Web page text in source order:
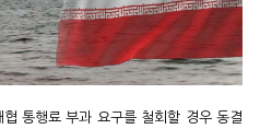
통행료 부과 요구를 철회할 경우 동결